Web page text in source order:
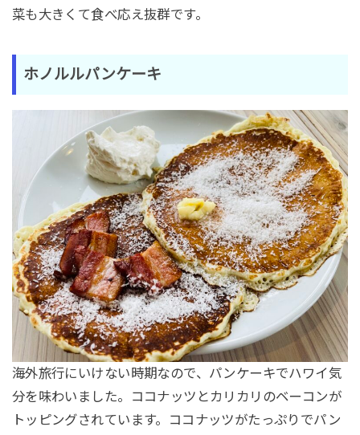
菜も大きくて食べ応え抜群です。
ホノルルパンケーキ
海外旅行にいけない時期なので、パンケーキでハワイ気
分を味わいました。ココナッツとカリカリのベーコンが
トッピングされています。ココナッツがたっぷりでパン